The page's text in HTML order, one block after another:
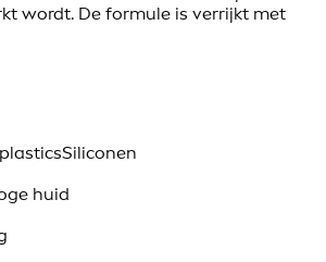
wordt. De formule is verrijkt met
Siliconen
huid